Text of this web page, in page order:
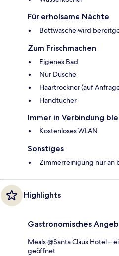
Für erholsame Nächte
Bettwäsche wird
Zum Frischmachen
Eigenes Bad
Nur Dusche
Haartrockner (auf
Handtücher
Immer in Verbindung
Kostenloses WLAN
Sonstiges
Zimmerreinigung nur an
Highlights
Gastronomisches
Meals @Santa Claus Hotel –
geöffnet